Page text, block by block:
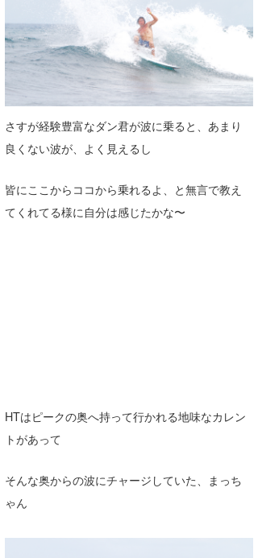
さすが経験豊富なダン君が波に乗ると、あまり
良くない波が、よく見えるし
皆にここからココから乗れるよ、と無言で教え
てくれてる様に自分は感じたかな〜
HTはピークの奥へ持って行かれる地味なカレン
トがあって
そんな奥からの波にチャージしていた、まっち
ゃん